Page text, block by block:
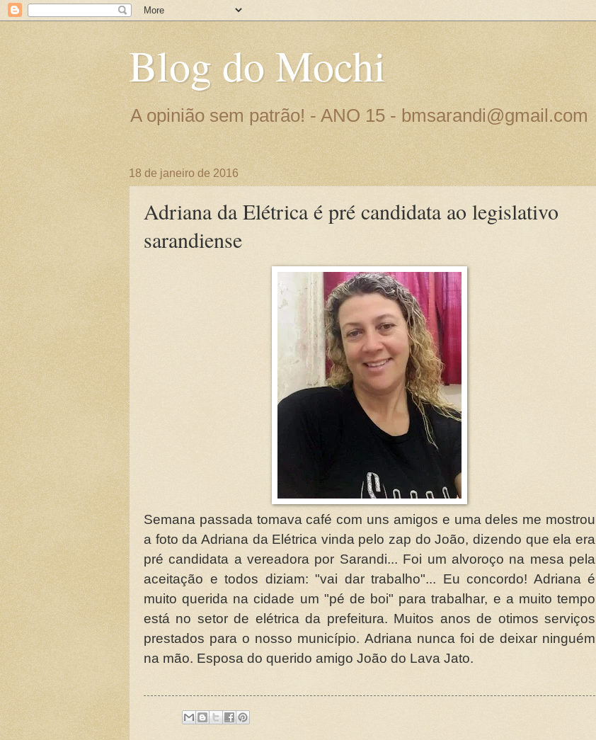
Blog do Mochi
A opinião sem patrão! - ANO 15 - bmsarandi@gmail.com
18 de janeiro de 2016
Adriana da Elétrica é pré candidata ao legislativo
sarandiense
Semana passada tomava café com uns amigos e uma deles me mostrou
a foto da Adriana da Elétrica vinda pelo zap do João, dizendo que ela era
pré candidata a vereadora por Sarandi... Foi um alvoroço na mesa pela
aceitação e todos diziam: "vai dar trabalho"... Eu concordo! Adriana é
muito querida na cidade um "pé de boi" para trabalhar, e a muito tempo
está no setor de elétrica da prefeitura. Muitos anos de otimos serviços
prestados para o nosso município. Adriana nunca foi de deixar ninguém
na mão. Esposa do querido amigo João do Lava Jato.